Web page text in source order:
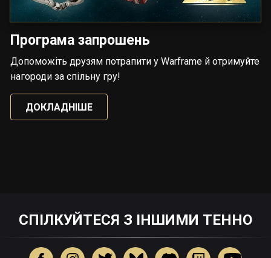
Програма запрошень
Допоможіть друзям потрапити у Warframe й отримуйте
нагороди за спільну гру!
ДОКЛАДНІШЕ
СПІЛКУЙТЕСЯ З ІНШИМИ ТЕННО